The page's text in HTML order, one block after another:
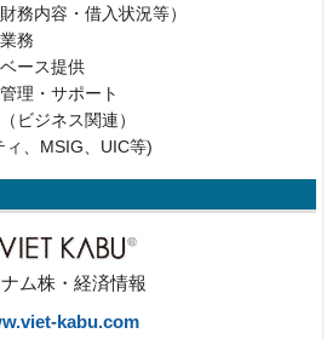
務内容・借入状況等）
務
ース提供
理・サポート
ビジネス関連）
ィ、MSIG、UIC等)
ム株・経済情報
kabu.com